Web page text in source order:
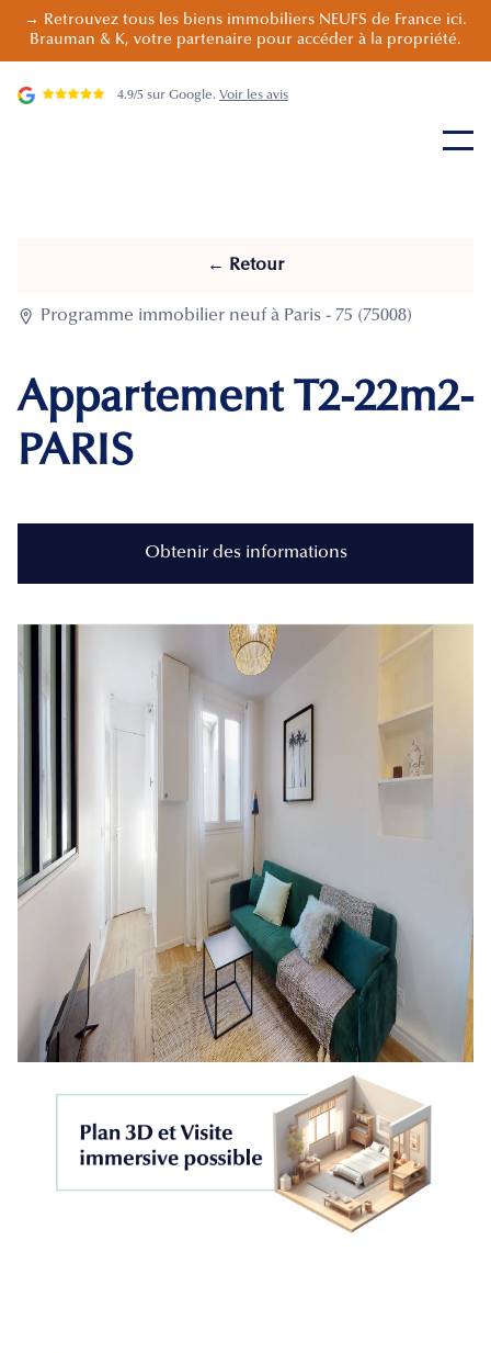
→ Retrouvez tous les biens immobiliers NEUFS de France ici.
Brauman & K, votre partenaire pour accéder à la propriété.
4.9/5 sur Google. Voir les avis
← Retour
 Programme immobilier neuf à Paris - 75 (75008)
Appartement T2-22m2-
PARIS
Obtenir des informations